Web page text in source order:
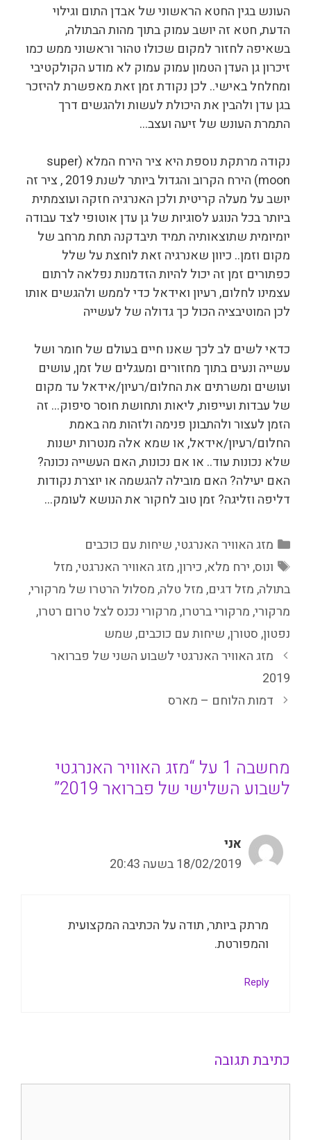
העונש בגין החטא הראשוני של אבדן התום וגילוי
הדעת, חטא זה יושב עמוק בתוך מהות הבתולה,
בשאיפה לחזור למקום שכולו טהור וראשוני ממש כמו
זיכרון גן העדן הטמון עמוק עמוק לא מודע הקולקטיבי
ומחלחל באישי.. לכן נקודת זמן זאת מאפשרת להיזכר
בגן עדן ולהבין את היכולת לעשות ולהגשים דרך
התמרת העונש של זיעה ועצב…
נקודה מרתקת נוספת היא ציר הירח המלא (super
moon) הירח הקרוב והגדול ביותר לשנת 2019 , ציר זה
יושב על מעלה קריטית ולכן האנרגיה חזקה ועוצמתית
ביותר בכל הנוגע לסוגיות של גן עדן אוטופי לצד עבודה
יומיומית שתוצאותיה תמיד תיבדקנה תחת מרחב של
מקום וזמן.. כיוון שאנרגיה זאת לוחצת על שלל
כפתורים זמן זה יכול להיות הזדמנות נפלאה לרתום
עצמינו לחלום, רעיון ואידאל כדי לממש ולהגשים אותו
לכן המוטיבציה הכול כך גדולה של לעשייה
כדאי לשים לב לכך שאנו חיים בעולם של חומר ושל
עשייה ונעים בתוך מחזורים ומעגלים של זמן, עושים
ועושים ומשרתים את החלום/רעיון/אידאל עד מקום
של עבדות ועייפות, ליאות ותחושת חוסר סיפוק… זה
הזמן לעצור ולהתבונן פנימה ולזהות מה באמת
החלום/רעיון/אידאל, או שמא אלה מנטרות ישנות
שלא נכונות עוד.. או אם נכונות, האם העשייה נכונה?
האם יעילה? האם מובילה להגשמה או יוצרת נקודות
דליפה וזליגה? זמן טוב לחקור את הנושא לעומק…
קטגוריות
מזג האוויר האנרגטי,שיחות עם כוכבים
תגיות
ונוס,ירח מלא,כירון,מזג האוויר האנרגטי,מזל
בתולה,מזל דגים,מזל טלה,מסלול הרטרו של מרקורי,
מרקורי,מרקורי ברטרו,מרקורי נכנס לצל טרום רטרו,
נפטון,סטורן,שיחות עם כוכבים,שמש
מזג האוויר האנרגטי לשבוע השני של פברואר
2019
דמות הלוחם – מארס
מחשבה 1 על “מזג האוויר האנרגטי
לשבוע השלישי של פברואר 2019”
אני
18/02/2019 בשעה 20:43
מרתק ביותר, תודה על הכתיבה המקצועית
והמפורטת.
Reply
כתיבת תגובה